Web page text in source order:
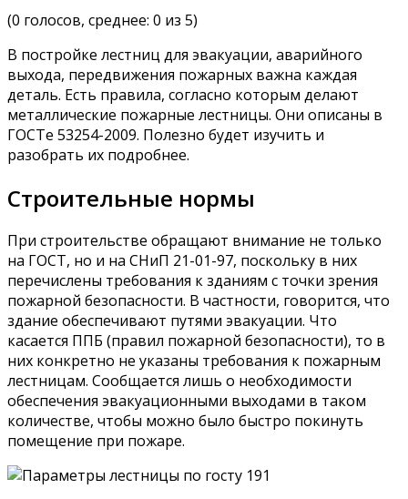
(0 голосов, среднее: 0 из 5)
В постройке лестниц для эвакуации, аварийного
выхода, передвижения пожарных важна каждая
деталь. Есть правила, согласно которым делают
металлические пожарные лестницы. Они описаны в
ГОСТе 53254-2009. Полезно будет изучить и
разобрать их подробнее.
Строительные нормы
При строительстве обращают внимание не только
на ГОСТ, но и на СНиП 21-01-97, поскольку в них
перечислены требования к зданиям с точки зрения
пожарной безопасности. В частности, говорится, что
здание обеспечивают путями эвакуации. Что
касается ППБ (правил пожарной безопасности), то в
них конкретно не указаны требования к пожарным
лестницам. Сообщается лишь о необходимости
обеспечения эвакуационными выходами в таком
количестве, чтобы можно было быстро покинуть
помещение при пожаре.